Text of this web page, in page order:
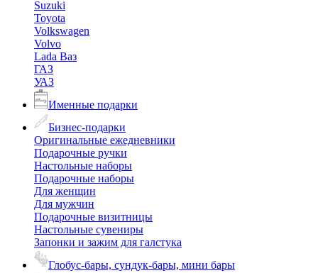
Suzuki
Toyota
Volkswagen
Volvo
Lada Ваз
ГАЗ
УАЗ
Именные подарки
Бизнес-подарки
Оригинальные ежедневники
Подарочные ручки
Настольные наборы
Подарочные наборы
Для женщин
Для мужчин
Подарочные визитницы
Настольные сувениры
Запонки и зажим для галстука
Глобус-бары, сундук-бары, мини бары